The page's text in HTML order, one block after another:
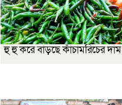
হু হু করে বাড়ছে কাঁচামরিচের দাম